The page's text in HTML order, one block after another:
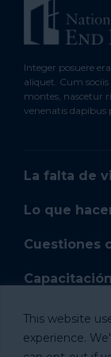
This website
experience.
Integer posuere
aliquet. Cum
montes, nascetur
venenatis dapibus
La falta de
Lo que
Cuestiones
Donar